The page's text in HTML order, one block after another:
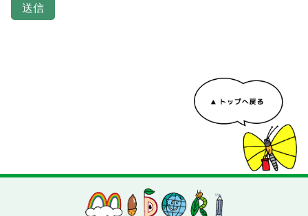
送信